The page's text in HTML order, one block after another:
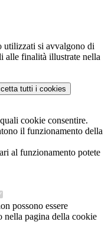
utilizzati si avvalgono di
alle finalità illustrate nella
tutti i cookies
cookie consentire.
il funzionamento della
al funzionamento potete
possono essere
nella pagina della cookie